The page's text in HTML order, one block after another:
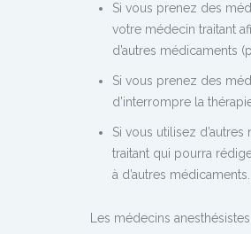
Si vous prenez des
votre médecin traitant
d’autres médicaments
Si vous prenez des
d’interrompre la
Si vous utilisez
traitant qui pourra
à d’autres médicaments.
Les médecins